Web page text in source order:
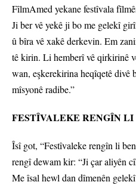
FîlmAmed yekane festîvala
Ji ber vê yekê ji bo me gelekî
û bîra vê xakê derkevin. Em
tê kirin. Li hemberî vê qirkirinê
wan, eşkerekirina heqîqetê
mîsyonê radibe.”
FESTÎVALEKE RENGÎN
Îsî got, “Festîvaleke rengîn li
rengî dewam kir: “Ji çar aliyên
Me îsal hewl dan dîmenên